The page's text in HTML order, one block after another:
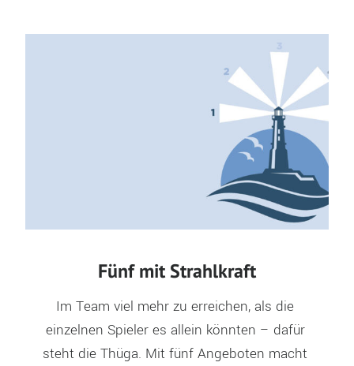
Fünf mit Strahlkraft
Im Team viel mehr zu erreichen, als die
einzelnen Spieler es allein könnten – dafür
steht die Thüga. Mit fünf Angeboten macht